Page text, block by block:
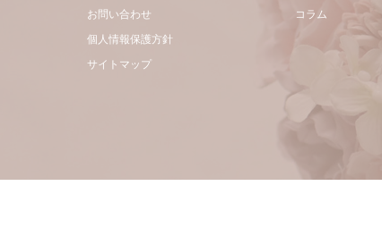
お問い合わせ
個人情報保護方針
サイトマップ
コラム